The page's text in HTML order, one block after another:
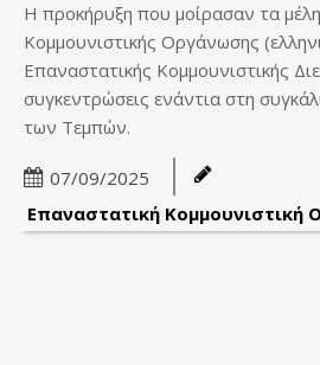
Η προκήρυξη που μοίρασαν τα
Κομμουνιστικής Οργάνωσης
Επαναστατικής Κομμουνιστικής
συγκεντρώσεις ενάντια στη
των Τεμπών.
07/09/2025
Επαναστατική Κομμουνιστική